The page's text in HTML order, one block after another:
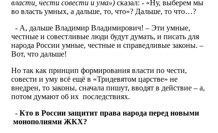
власти, чести совести и ума») сказал: - «Ну, выберем мы
во власть умных, а дальше, то, что»? Дальше, то что…?
- А, дальше Владимир Владимирович! – Эти умные,
честные и совестливые люди будут думать, и писать для
народа России умные, честные и справедливые законы. –
Вот, что дальше!
Но так как принцип формирования власти по чести,
совести и уму всё ещё в «Тридевятом царстве» не
внедрен, то законы, сначала пишут, вводят в действие – а,
потом думают об их последствиях.
- Кто в России защитит права народа перед новыми
монополиями ЖКХ?